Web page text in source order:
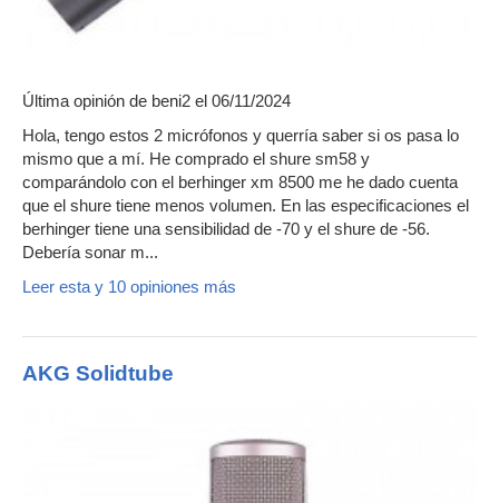
Última opinión de beni2 el 06/11/2024
Hola, tengo estos 2 micrófonos y querría saber si os pasa lo
mismo que a mí. He comprado el shure sm58 y
comparándolo con el berhinger xm 8500 me he dado cuenta
que el shure tiene menos volumen. En las especificaciones el
berhinger tiene una sensibilidad de -70 y el shure de -56.
Debería sonar m...
Leer esta y 10 opiniones más
AKG Solidtube